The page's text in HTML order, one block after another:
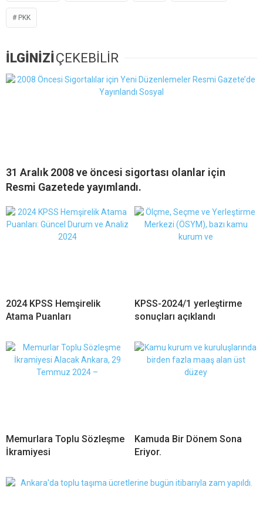
PKK
İLGİNİZİÇEKEBİLİR
31 Aralık 2008 ve öncesi sigortası olanlar için
Resmi Gazetede yayımlandı.
2024 KPSS Hemşirelik
Atama Puanları
KPSS-2024/1 yerleştirme
sonuçları açıklandı
Memurlara Toplu Sözleşme
İkramiyesi
Kamuda Bir Dönem Sona
Eriyor.